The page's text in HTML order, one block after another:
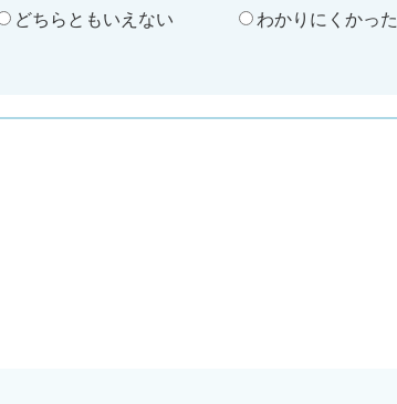
どちらともいえない わかりにくかった